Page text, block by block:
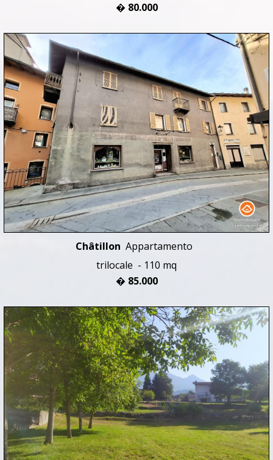
� 80.000
Châtillon Appartamento
trilocale - 110 mq
� 85.000